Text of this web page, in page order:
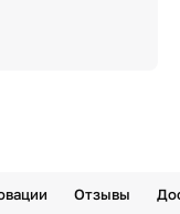
Отзывы